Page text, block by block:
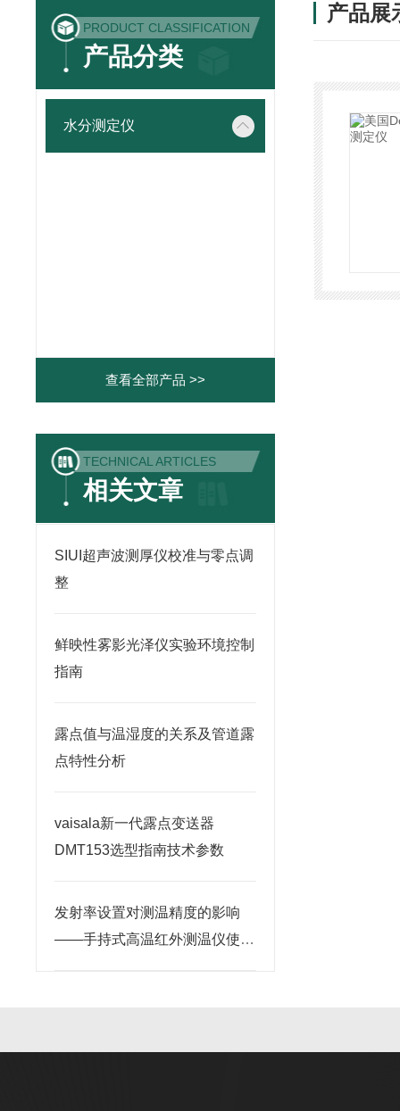
PRODUCT CLASSIFICATION
产品分类
水分测定仪
查看全部产品 >>
TECHNICAL ARTICLES
相关文章
SIUI超声波测厚仪校准与零点调
整
鲜映性雾影光泽仪实验环境控制
指南
露点值与温湿度的关系及管道露
点特性分析
vaisala新一代露点变送器
DMT153选型指南技术参数
发射率设置对测温精度的影响
——手持式高温红外测温仪使用
产品展